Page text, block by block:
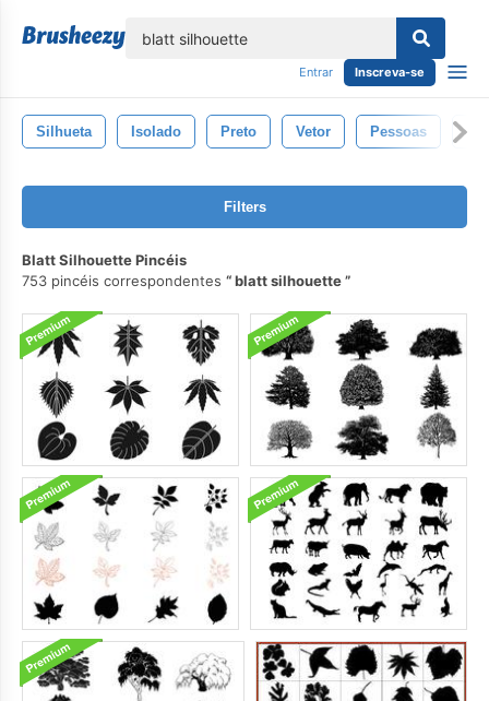
Entrar Inscreva-se
Silhueta Isolado Preto Vetor Pessoas
Filters
Blatt Silhouette Pincéis
753 pincéis correspondentes
blatt silhouette